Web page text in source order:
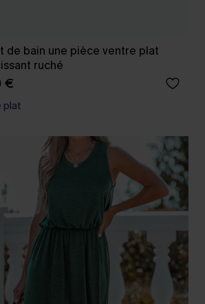
de bain une pièce ventre plat
ruché
€
plat